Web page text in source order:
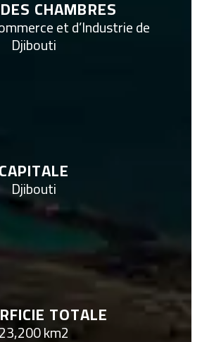
CHAMBRES
et d’Industrie de
Djibouti
CAPITALE
Djibouti
TOTALE
23,200 km2